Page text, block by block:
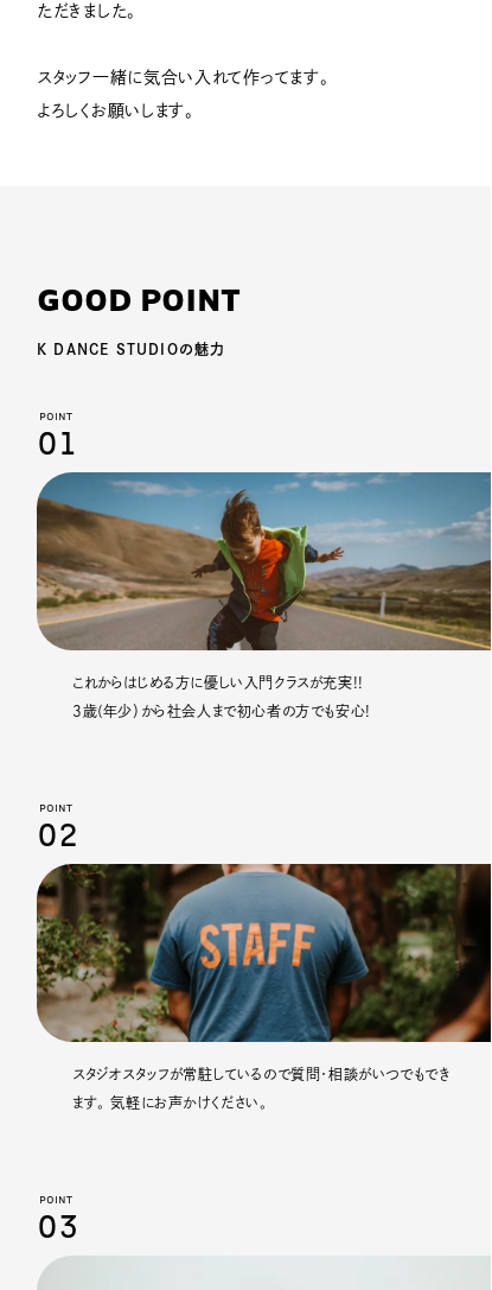
ただきました。
スタッフ一緒に気合い入れて作ってます。
よろしくお願いします。
GOOD POINT
K DANCE STUDIOの魅力
POINT
01
これからはじめる方に優しい入門クラスが充実!!
3歳(年少）から社会人まで初心者の方でも安心!
POINT
02
スタジオスタッフが常駐しているので質問・相談がいつでもでき
ます。 気軽にお声かけください。
POINT
03